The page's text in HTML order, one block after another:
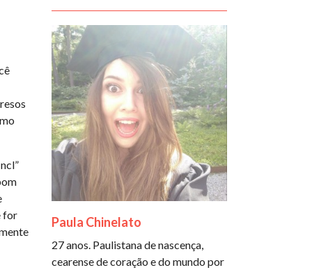
for
Paula Chinelato
27 anos. Paulistana de nascença,
cearense de coração e do mundo por